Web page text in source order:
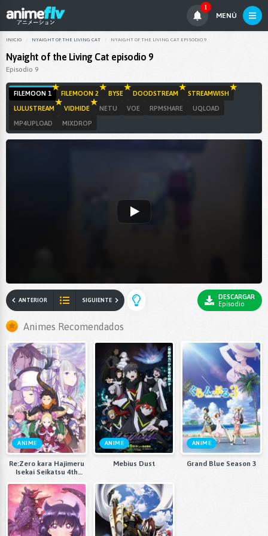
1
MENÚ
INICIO NYAIGHT OF THE LIVING CAT NYAIGHT OF THE LIVING CAT EPISODIO 9
Nyaight of the Living Cat episodio 9
Episodio 9
FILEMOON 1 FILEMOON 2 BYSE DOODSTREAM STREAMWISH
LULUSTREAM VIDHIDE NETU VOE RPMSHARE UQLOAD
MP4UPLOAD MIXDROP
ANTERIOR SIGUIENTE
DESCARGAR
Episodio
Animes Recomendados
ANIME
Re:Zero kara Hajimeru
Isekai Seikatsu 4th
ANIME
Mebius Dust
ANIME
Grand Blue Season 3